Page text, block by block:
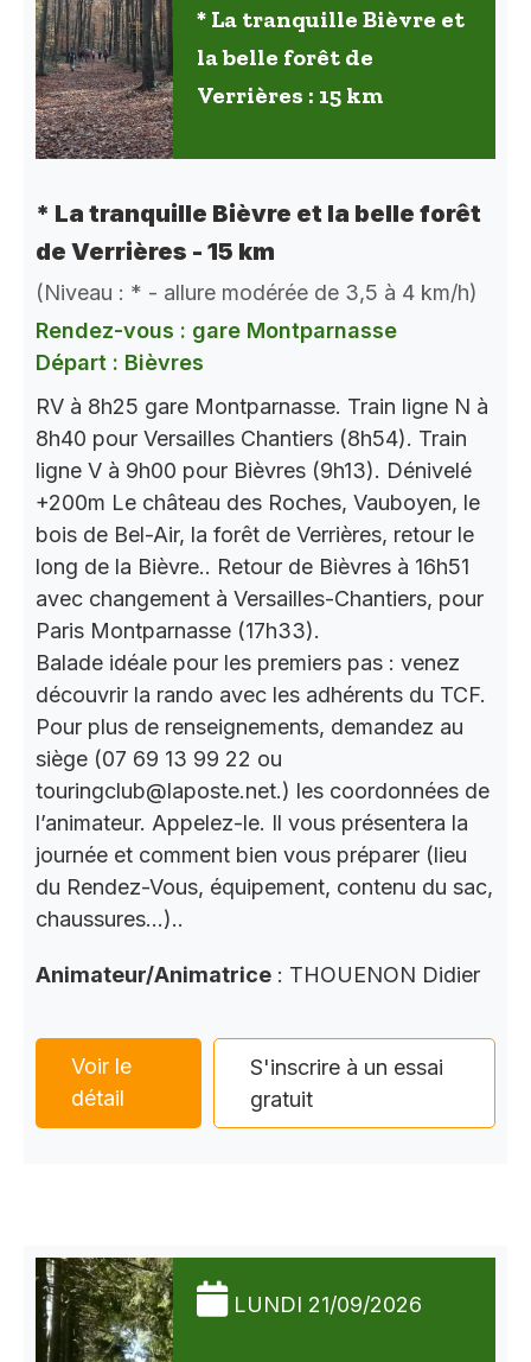
* La tranquille Bièvre et
la belle forêt de
Verrières : 15 km
* La tranquille Bièvre et la belle forêt
de Verrières - 15 km
(Niveau : * - allure modérée de 3,5 à 4 km/h)
Rendez-vous : gare Montparnasse
Départ : Bièvres
RV à 8h25 gare Montparnasse. Train ligne N à
8h40 pour Versailles Chantiers (8h54). Train
ligne V à 9h00 pour Bièvres (9h13). Dénivelé
+200m Le château des Roches, Vauboyen, le
bois de Bel-Air, la forêt de Verrières, retour le
long de la Bièvre.. Retour de Bièvres à 16h51
avec changement à Versailles-Chantiers, pour
Paris Montparnasse (17h33).
Balade idéale pour les premiers pas : venez
découvrir la rando avec les adhérents du TCF.
Pour plus de renseignements, demandez au
siège (07 69 13 99 22 ou
touringclub@laposte.net.) les coordonnées de
l’animateur. Appelez-le. Il vous présentera la
journée et comment bien vous préparer (lieu
du Rendez-Vous, équipement, contenu du sac,
chaussures…)..
Animateur/Animatrice : THOUENON Didier
Voir le
détail
S'inscrire à un essai
gratuit
LUNDI 21/09/2026